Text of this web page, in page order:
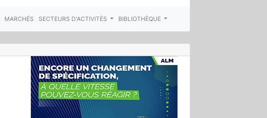
MARCHÉS SECTEURS D'ACTIVITÉS BIBLIOTHÈQUE